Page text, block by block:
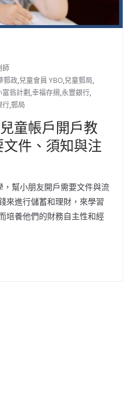
師
郵政,兒童會員 YBO,兒童郵局,
富翁計劃 ,幸福存摺,永豐銀行,
行,郵局
童帳戶開戶教
件、須知與注
幫小朋友開戶需要文件與流
來進行儲蓄和理財，來學習
培養他們的財務自主性和經